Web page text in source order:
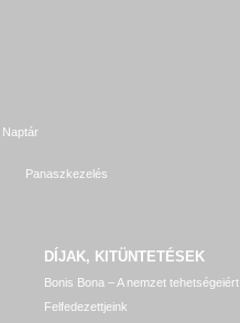
Naptár
Panaszkezelés
DÍJAK, KITÜNTETÉSEK
Bonis Bona – A nemzet tehetségeiért
Felfedezettjeink